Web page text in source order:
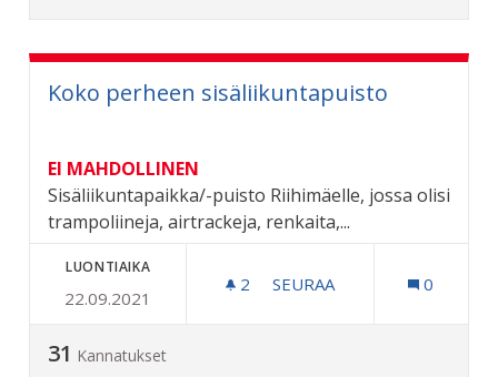
Koko perheen sisäliikuntapuisto
EI MAHDOLLINEN
Sisäliikuntapaikka/-puisto Riihimäelle, jossa olisi
trampoliineja, airtrackeja, renkaita,...
LUONTIAIKA
22.09.2021
2 2 SEURAAJAA
SEURAA 0
31 Kannatukset